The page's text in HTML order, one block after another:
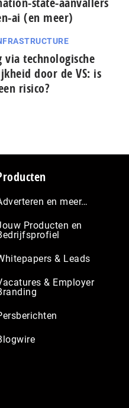
ai (en meer)
via technologische
door de VS: is
risico?
en meer…
Producten en
& Leads
& Employer